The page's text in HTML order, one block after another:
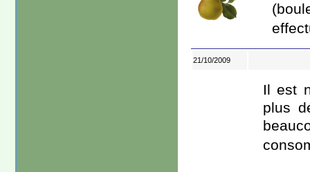
21/10/2009
Il est
plus